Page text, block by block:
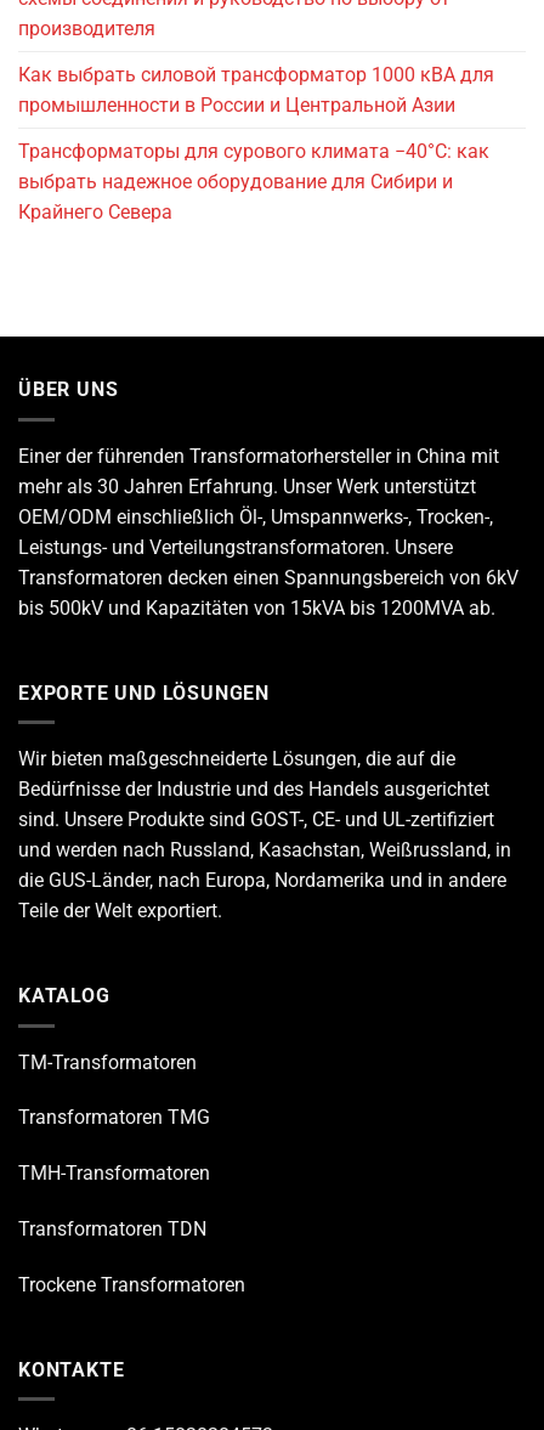
производителя
Как выбрать силовой трансформатор 1000 кВА для
промышленности в России и Центральной Азии
Трансформаторы для сурового климата −40°C: как
выбрать надежное оборудование для Сибири и
Крайнего Севера
ÜBER UNS
Einer der führenden Transformatorherstellerin China mit
mehr als 30 Jahren Erfahrung. Unser Werk unterstützt
OEM/ODM einschließlich Öl-, Umspannwerks-, Trocken-,
Leistungs- und Verteilungstransformatoren. Unsere
Transformatoren decken einen Spannungsbereich von 6kV
bis 500kV und Kapazitäten von 15kVA bis 1200MVA ab.
EXPORTE UND LÖSUNGEN
Wir bieten maßgeschneiderte Lösungen, die auf die
Bedürfnisse der Industrie und des Handels ausgerichtet
sind. Unsere Produkte sind GOST-, CE- und UL-zertifiziert
und werden nach Russland, Kasachstan, Weißrussland, in
die GUS-Länder, nach Europa, Nordamerika und in andere
Teile der Welt exportiert.
KATALOG
TM-Transformatoren
Transformatoren TMG
TMH-Transformatoren
Transformatoren TDN
Trockene Transformatoren
KONTAKTE